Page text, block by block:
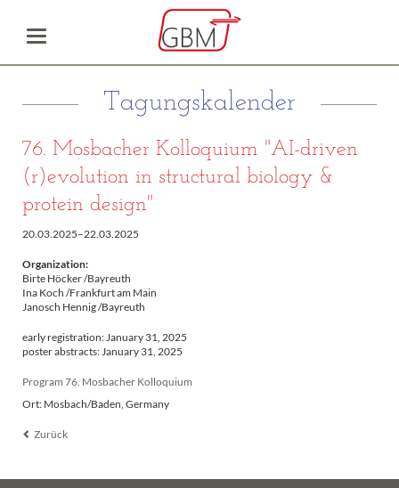
Tagungskalender
76. Mosbacher Kolloquium "AI-driven
(r)evolution in structural biology &
protein design"
20.03.2025–22.03.2025
Organization:
Birte Höcker /Bayreuth
Ina Koch /Frankfurt am Main
Janosch Hennig /Bayreuth
early registration: January 31, 2025
poster abstracts: January 31, 2025
Program 76. Mosbacher Kolloquium
Ort: Mosbach/Baden, Germany
Zurück